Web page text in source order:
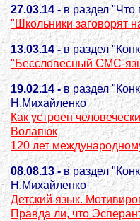
27.03.14 -в раздел "Что
"Школьники заговорят
13.03.14 -в раздел
"Бессловесный СМС-
19.02.14 -в раздел
Н.Михайленко
Как устроен
Волапюк
120 лет
08.08.13 -в раздел
Н.Михайленко
Детский язык.
Правда ли, что